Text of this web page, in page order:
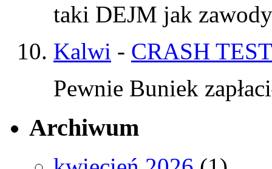
taki DEJM jak
Kalwi - CRASH
Pewnie Buniek
Archiwum